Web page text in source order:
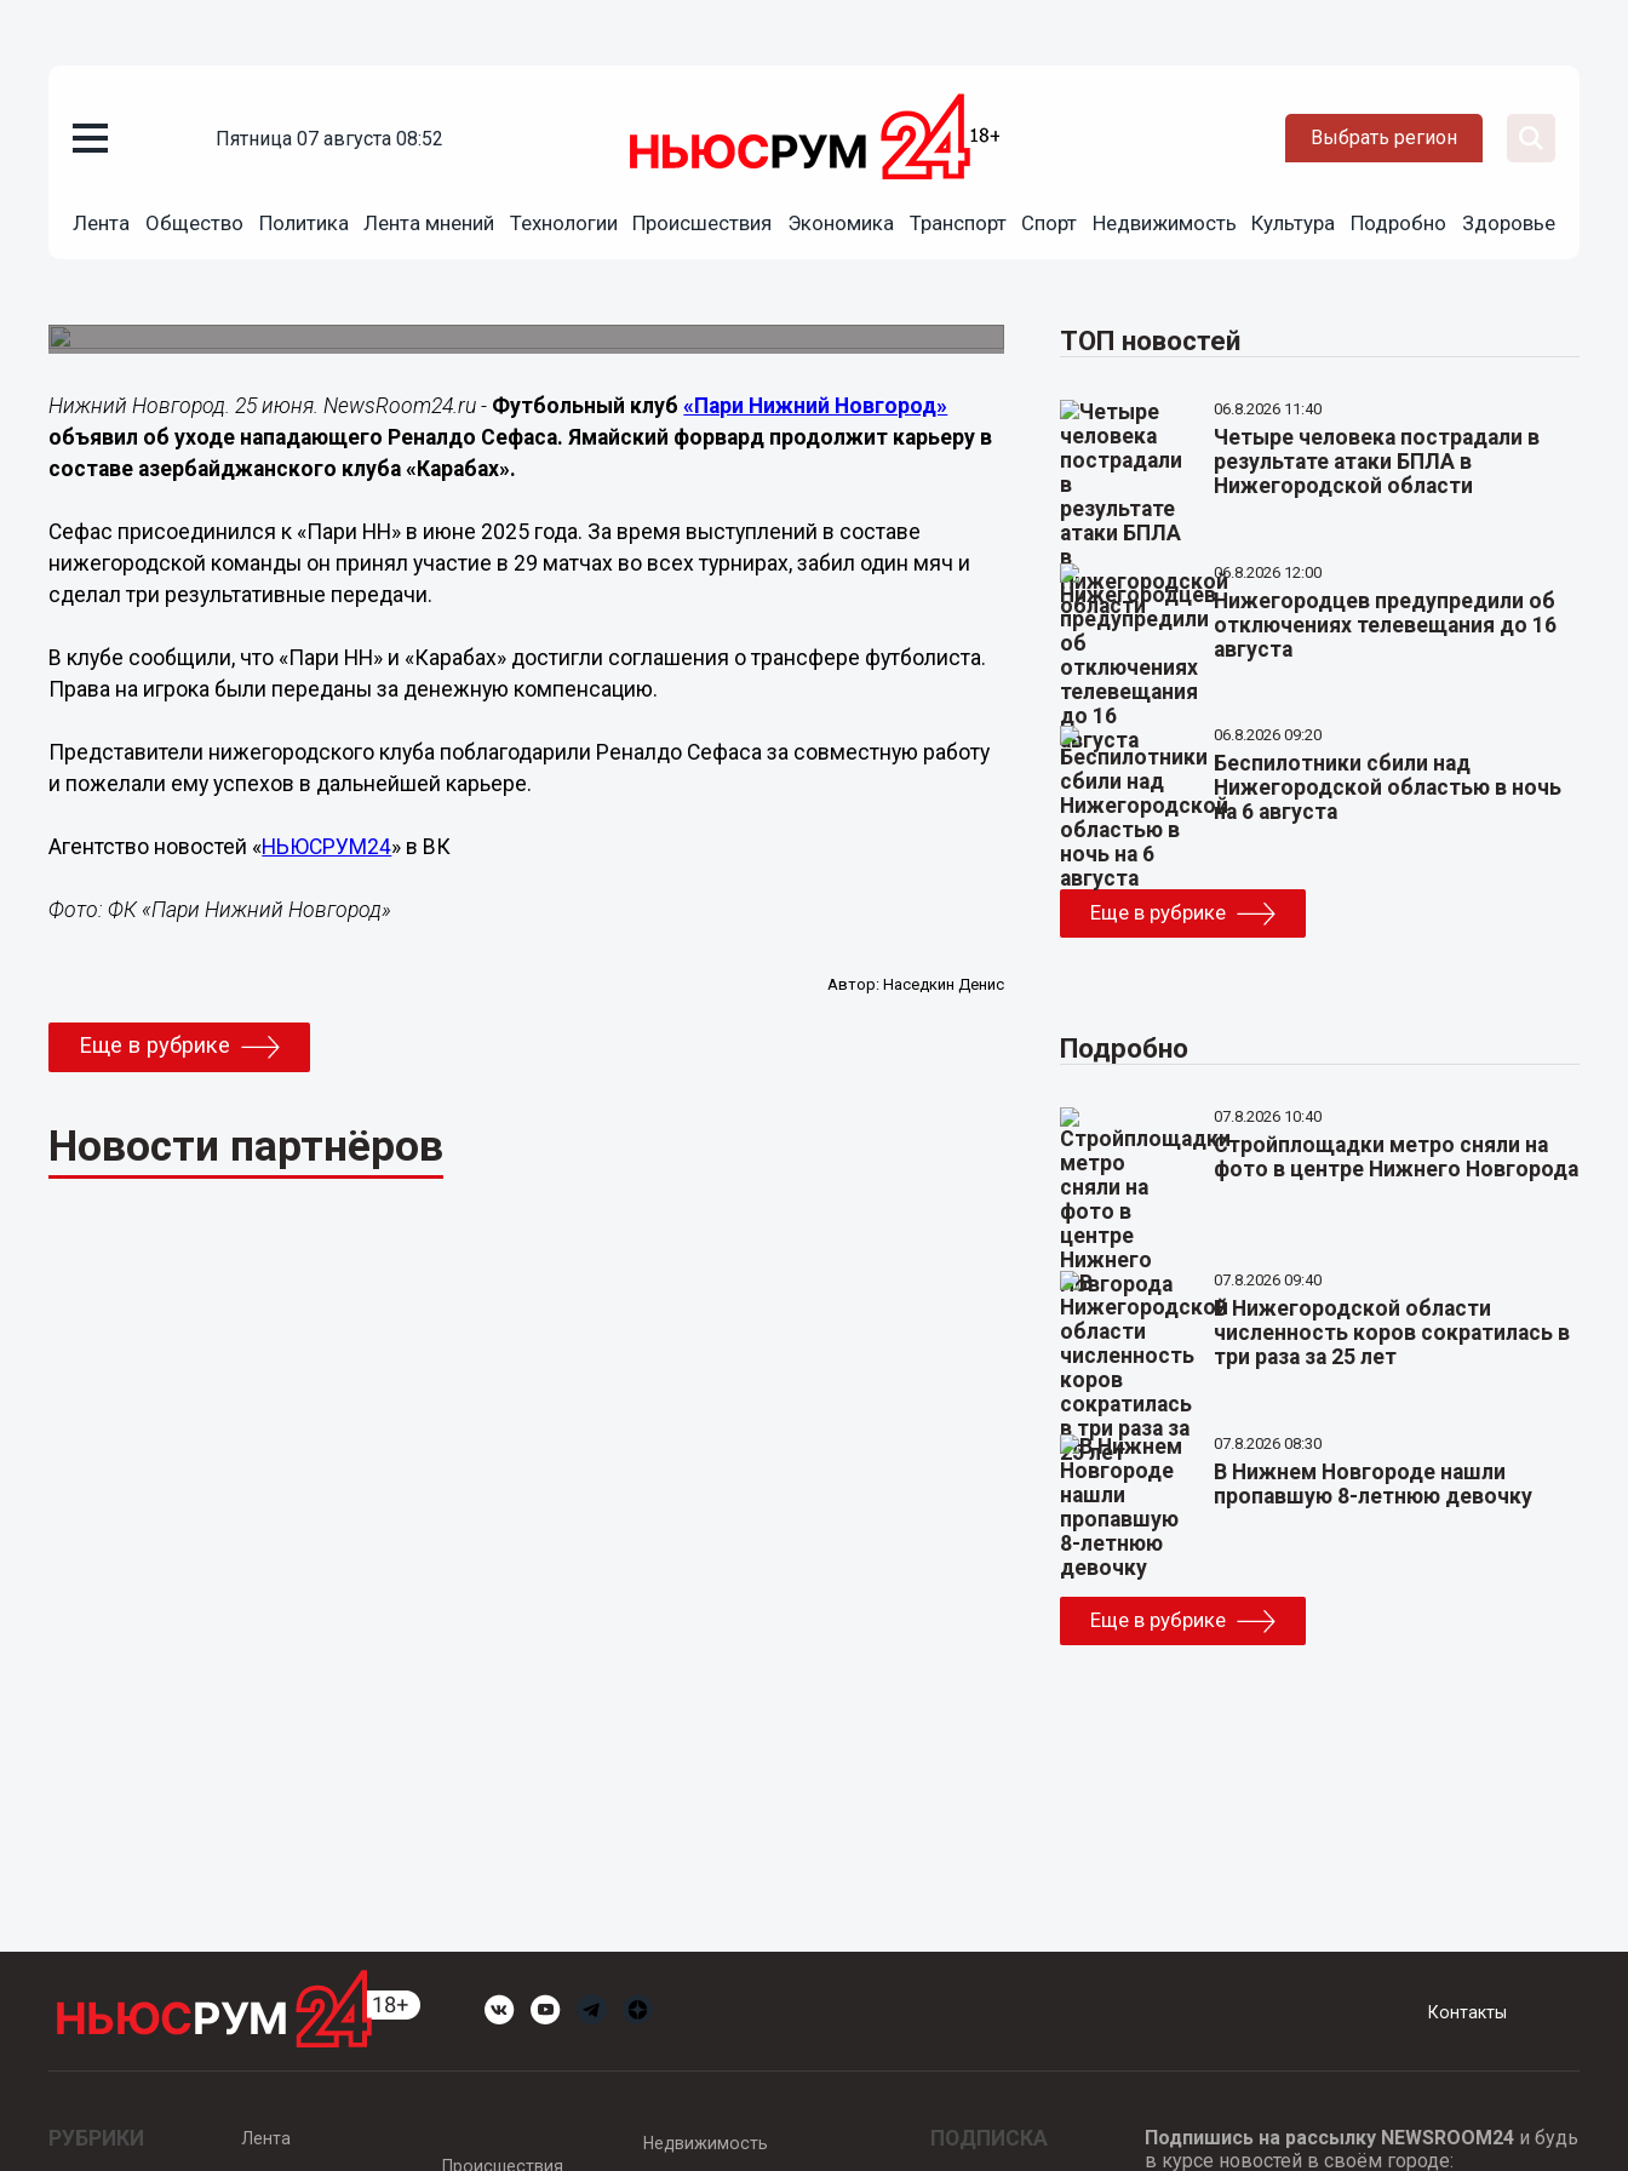
пятница 07 августа 08:52 Выбрать регион
Лента Общество Политика Лента мнений Технологии Происшествия Экономика Транспорт Спорт Недвижимость Культура Подробно Здоровье
Нападающий Реналдо Сефас перешел из «Пари НН» в
Нижний Новгород. 25 июня. NewsRoom24.ru - Футбольный клуб«Пари Нижний Новгород»
объявил об уходе нападающего Реналдо Сефаса. Ямайский форвард продолжит карьеру в
составе азербайджанского клуба «Карабах».
Сефас присоединился к «Пари НН» в июне 2025 года. За время выступлений в составе
нижегородской команды он принял участие в 29 матчах во всех турнирах, забил один мяч и
сделал три результативные передачи.
В клубе сообщили, что «Пари НН» и «Карабах» достигли соглашения о трансфере футболиста.
Права на игрока были переданы за денежную компенсацию.
Представители нижегородского клуба поблагодарили Реналдо Сефаса за совместную работу
и пожелали ему успехов в дальнейшей карьере.
Агентство новостей «НЬЮСРУМ24» в ВК
Фото: ФК «Пари Нижний Новгород»
Автор: Наседкин Денис
Еще в рубрике
Новости партнёров
ТОП новостей
06.8.2026 11:40
Четыре человека пострадали в
результате атаки БПЛА в
Нижегородской области
06.8.2026 12:00
Нижегородцев предупредили об
отключениях телевещания до 16
августа
06.8.2026 09:20
Беспилотники сбили над
Нижегородской областью в ночь
на 6 августа
Еще в рубрике
Подробно
07.8.2026 10:40
Стройплощадки метро сняли на
фото в центре Нижнего Новгорода
07.8.2026 09:40
В Нижегородской области
численность коров сократилась в
три раза за 25 лет
07.8.2026 08:30
В Нижнем Новгороде нашли
пропавшую 8-летнюю девочку
Еще в рубрике
Контакты
РУБРИКИ
Лента
Происшествия
Недвижимость ПОДПИСКА Подпишись на рассылку NEWSROOM24и будь
в курсе новостей в своём городе: